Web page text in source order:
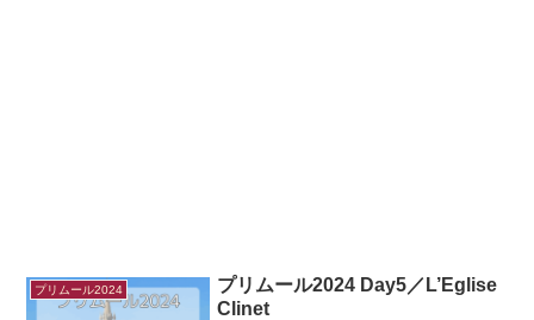
プリムール2024
プリムール2024 Day5／L’Eglise
Clinet